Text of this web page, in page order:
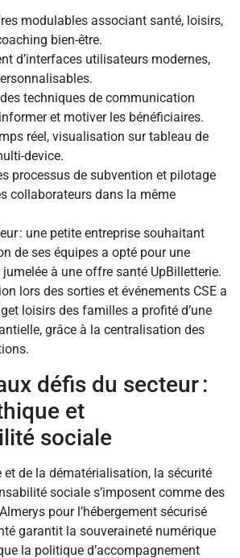
modulables associant santé, loisirs,
bien-être.
d’interfaces utilisateurs modernes,
techniques de communication
et motiver les bénéficiaires.
réel, visualisation sur tableau de
device.
processus de subvention et pilotage
collaborateurs dans la même
: une petite entreprise souhaitant
de ses équipes a opté pour une
à une offre santé UpBilletterie.
lors des sorties et événements CSE a
loisirs des familles a profité d’une
grâce à la centralisation des
défis du secteur :
et
sociale
et de la dématérialisation, la sécurité
sociale s’imposent comme des
pour l’hébergement sécurisé
garantit la souveraineté numérique
la politique d’accompagnement